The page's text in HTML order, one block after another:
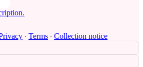
∙ Terms ∙ Collection notice